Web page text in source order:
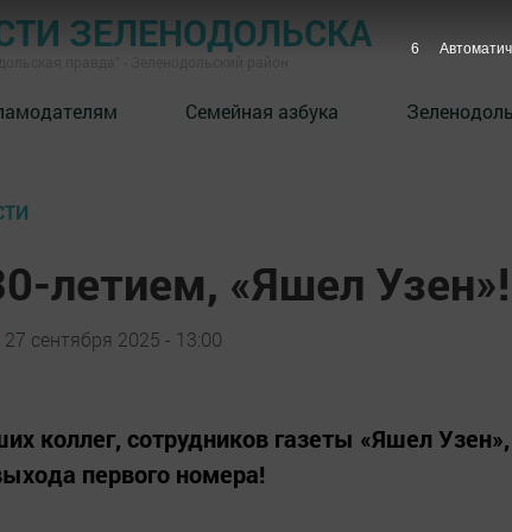
ЗЕЛЕНОДОЛЬСКА
Семейная азбука
летием, «Яшел Узен»!
27 сентября 2025 - 13:00
коллег, сотрудников газеты «Яшел
первого номера!
5